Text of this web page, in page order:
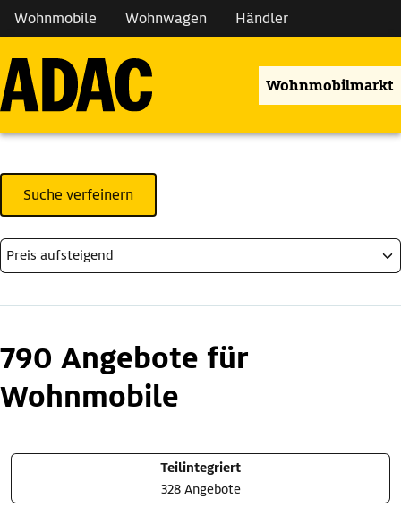
Wohnmobile Wohnwagen Händler
Wohnmobilmarkt
Suche verfeinern
790 Angebote für
Wohnmobile
Teilintegriert
328 Angebote